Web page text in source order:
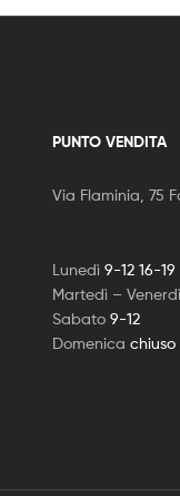
PUNTO VENDITA
Via Flaminia, 75
Lunedì 9-12 16-19
Martedì – Venerdì
Sabato 9-12
Domenica chiuso